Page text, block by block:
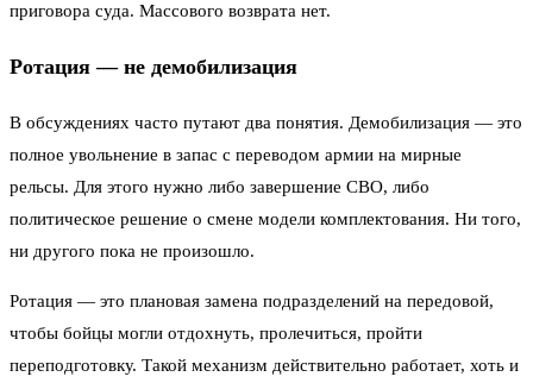
приговора суда. Массового возврата нет.
Ротация — не демобилизация
В обсуждениях часто путают два понятия. Демобилизация — это
полное увольнение в запас с переводом армии на мирные
рельсы. Для этого нужно либо завершение СВО, либо
политическое решение о смене модели комплектования. Ни того,
ни другого пока не произошло.
Ротация — это плановая замена подразделений на передовой,
чтобы бойцы могли отдохнуть, пролечиться, пройти
переподготовку. Такой механизм действительно работает, хоть и